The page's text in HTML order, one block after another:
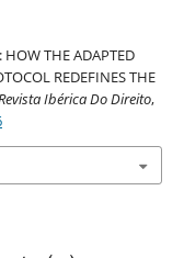
THE ADAPTED
REDEFINES THE
Ibérica Do Direito,